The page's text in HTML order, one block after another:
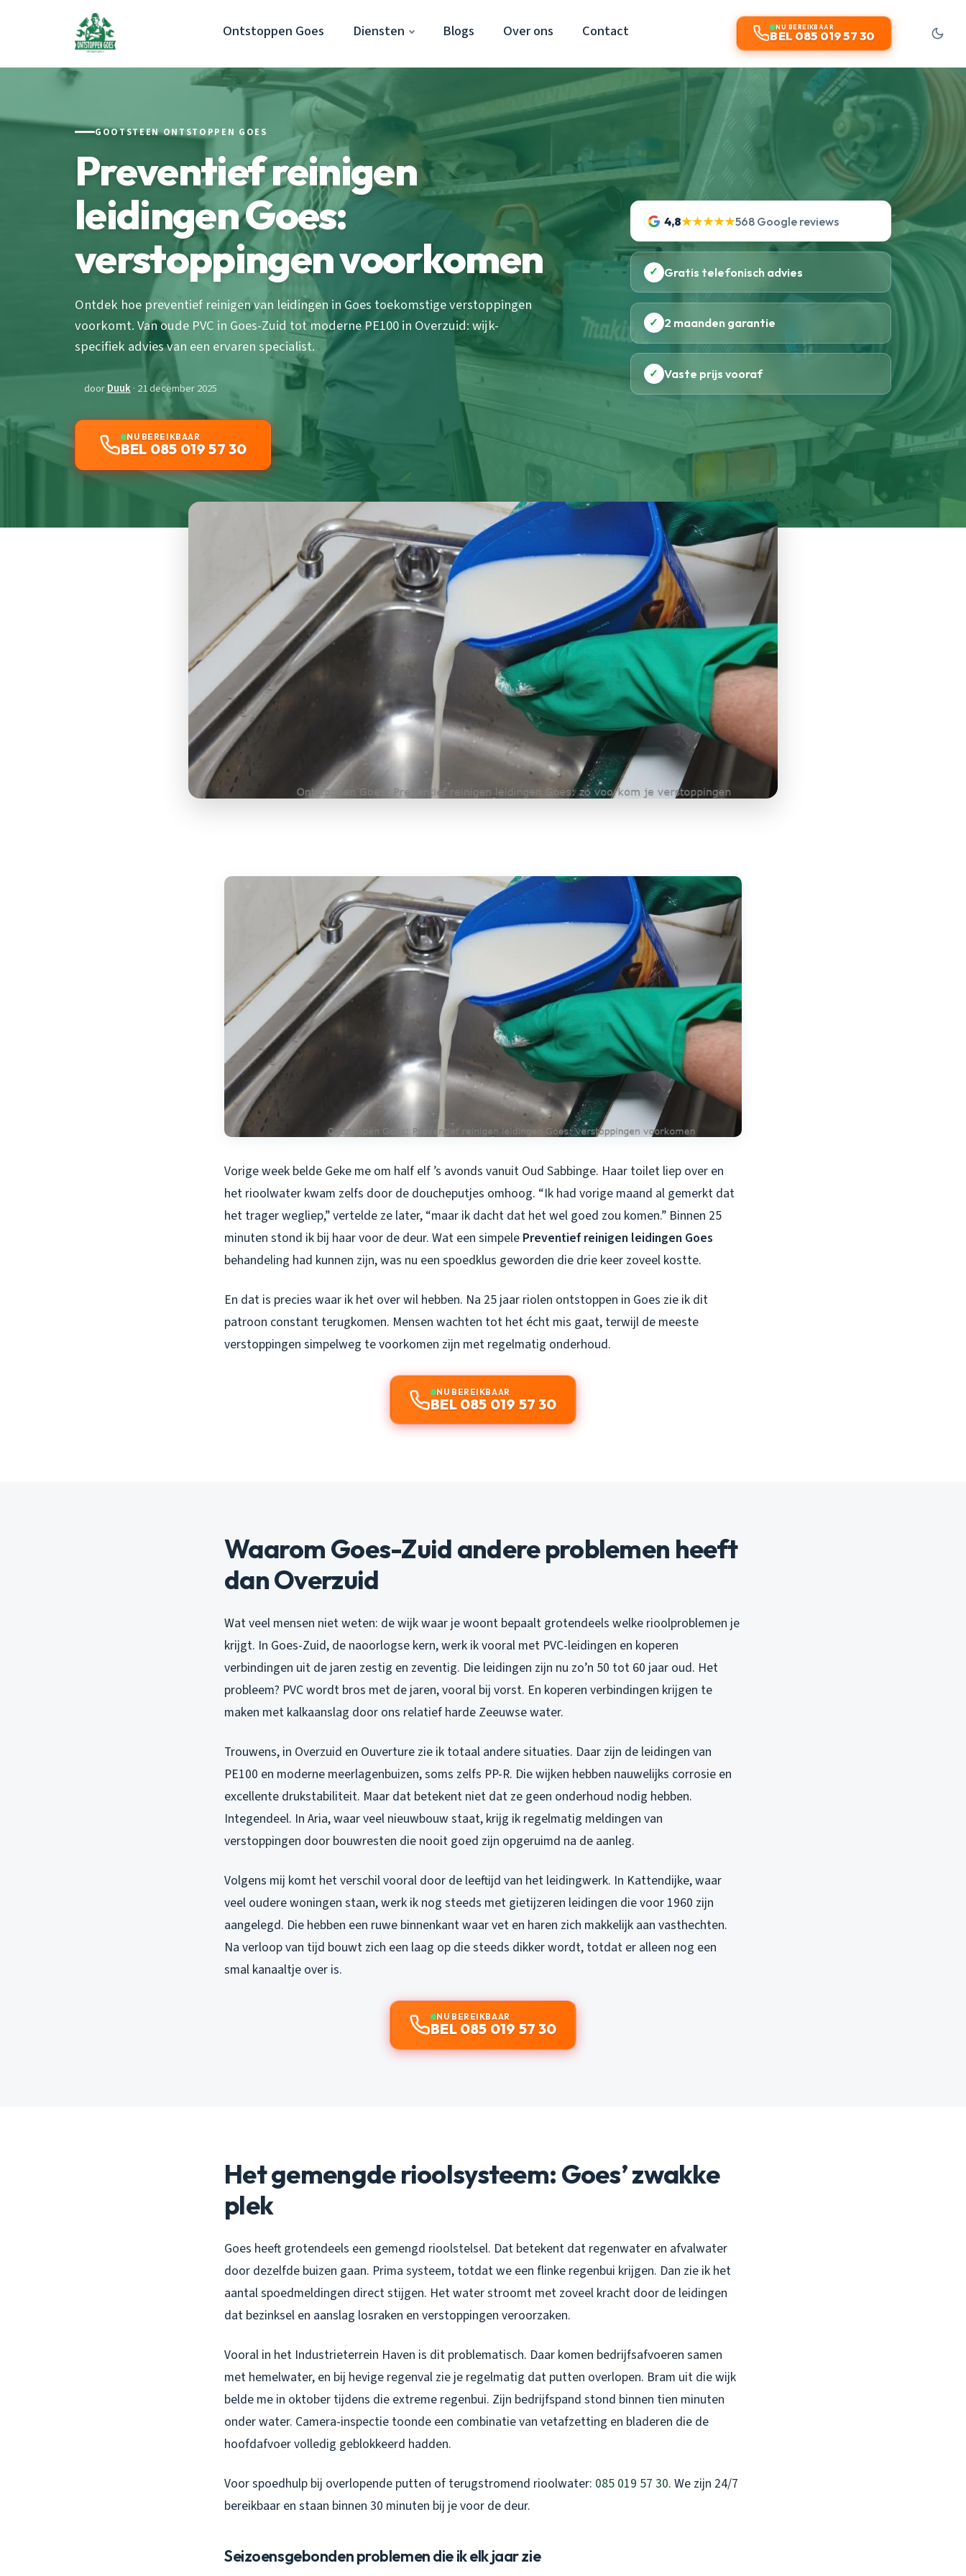
Ontstoppen Goes Diensten Blogs Over ons Contact NU BEREIKBAAR
BEL 085 019 57 30
GOOTSTEEN ONTSTOPPEN GOES
Preventief reinigen
leidingen Goes:
verstoppingen voorkomen
Ontdek hoe preventief reinigen van leidingen in Goes toekomstige verstoppingen
voorkomt. Van oude PVC in Goes-Zuid tot moderne PE100 in Overzuid: wijk-
specifiek advies van een ervaren specialist.
doorDuuk· 21 december 2025
NU BEREIKBAAR
BEL 085 019 57 30
4,8★★★★★568 Google reviews
✓ Gratis telefonisch advies
✓ 2 maanden garantie
✓ Vaste prijs vooraf
Vorige week belde Geke me om half elf ’s avonds vanuit Oud Sabbinge. Haar toilet liep over en
het rioolwater kwam zelfs door de doucheputjes omhoog. “Ik had vorige maand al gemerkt dat
het trager wegliep,” vertelde ze later, “maar ik dacht dat het wel goed zou komen.” Binnen 25
minuten stond ik bij haar voor de deur. Wat een simpele Preventief reinigen leidingen Goes
behandeling had kunnen zijn, was nu een spoedklus geworden die drie keer zoveel kostte.
En dat is precies waar ik het over wil hebben. Na 25 jaar riolen ontstoppen in Goes zie ik dit
patroon constant terugkomen. Mensen wachten tot het écht mis gaat, terwijl de meeste
verstoppingen simpelweg te voorkomen zijn met regelmatig onderhoud.
NU BEREIKBAAR
BEL 085 019 57 30
Waarom Goes-Zuid andere problemen heeft
dan Overzuid
Wat veel mensen niet weten: de wijk waar je woont bepaalt grotendeels welke rioolproblemen je
krijgt. In Goes-Zuid, de naoorlogse kern, werk ik vooral met PVC-leidingen en koperen
verbindingen uit de jaren zestig en zeventig. Die leidingen zijn nu zo’n 50 tot 60 jaar oud. Het
probleem? PVC wordt bros met de jaren, vooral bij vorst. En koperen verbindingen krijgen te
maken met kalkaanslag door ons relatief harde Zeeuwse water.
Trouwens, in Overzuid en Ouverture zie ik totaal andere situaties. Daar zijn de leidingen van
PE100 en moderne meerlagenbuizen, soms zelfs PP-R. Die wijken hebben nauwelijks corrosie en
excellente drukstabiliteit. Maar dat betekent niet dat ze geen onderhoud nodig hebben.
Integendeel. In Aria, waar veel nieuwbouw staat, krijg ik regelmatig meldingen van
verstoppingen door bouwresten die nooit goed zijn opgeruimd na de aanleg.
Volgens mij komt het verschil vooral door de leeftijd van het leidingwerk. In Kattendijke, waar
veel oudere woningen staan, werk ik nog steeds met gietijzeren leidingen die voor 1960 zijn
aangelegd. Die hebben een ruwe binnenkant waar vet en haren zich makkelijk aan vasthechten.
Na verloop van tijd bouwt zich een laag op die steeds dikker wordt, totdat er alleen nog een
smal kanaaltje over is.
NU BEREIKBAAR
BEL 085 019 57 30
Het gemengde rioolsysteem: Goes’ zwakke
plek
Goes heeft grotendeels een gemengd rioolstelsel. Dat betekent dat regenwater en afvalwater
door dezelfde buizen gaan. Prima systeem, totdat we een flinke regenbui krijgen. Dan zie ik het
aantal spoedmeldingen direct stijgen. Het water stroomt met zoveel kracht door de leidingen
dat bezinksel en aanslag losraken en verstoppingen veroorzaken.
Vooral in het Industrieterrein Haven is dit problematisch. Daar komen bedrijfsafvoeren samen
met hemelwater, en bij hevige regenval zie je regelmatig dat putten overlopen. Bram uit die wijk
belde me in oktober tijdens die extreme regenbui. Zijn bedrijfspand stond binnen tien minuten
onder water. Camera-inspectie toonde een combinatie van vetafzetting en bladeren die de
hoofdafvoer volledig geblokkeerd hadden.
Voor spoedhulp bij overlopende putten of terugstromend rioolwater: 085 019 57 30. We zijn 24/7
bereikbaar en staan binnen 30 minuten bij je voor de deur.
Seizoensgebonden problemen die ik elk jaar zie